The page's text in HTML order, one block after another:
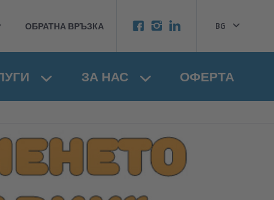
ОБРАТНА ВРЪЗКА
BG
ЗА НАС ОФЕРТА